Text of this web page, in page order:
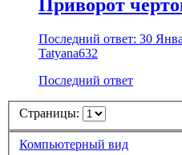
Приворот
Последний ответ: 30
Tatyana632
Последний ответ
Страницы:
Компьютерный вид